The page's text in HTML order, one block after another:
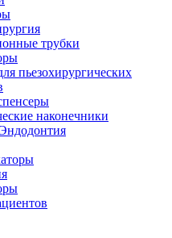
трубки
пьезохирургических
наконечники